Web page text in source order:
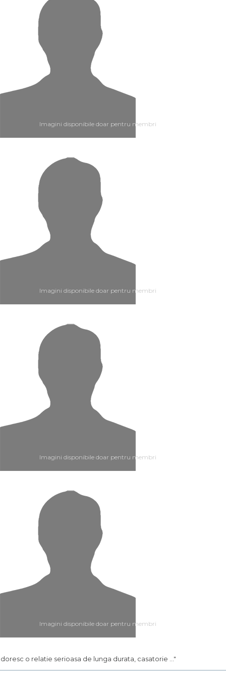
Imagini disponibile doar pentru membri
Imagini disponibile doar pentru membri
Imagini disponibile doar pentru membri
Imagini disponibile doar pentru membri
doresc o relatie serioasa de lunga durata, casatorie ..."